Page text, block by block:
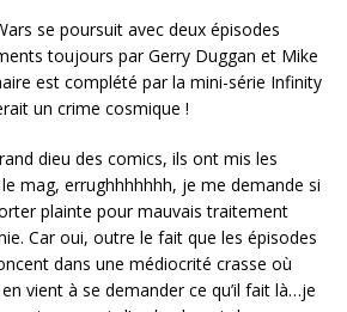
se poursuit avec deux épisodes
toujours par Gerry Duggan et Mike
est complété par la mini-série Infinity
un crime cosmique !
dieu des comics, ils ont mis les
mag, errughhhhhhh, je me demande si
plainte pour mauvais traitement
Car oui, outre le fait que les épisodes
dans une médiocrité crasse où
vient à se demander ce qu’il fait là…je